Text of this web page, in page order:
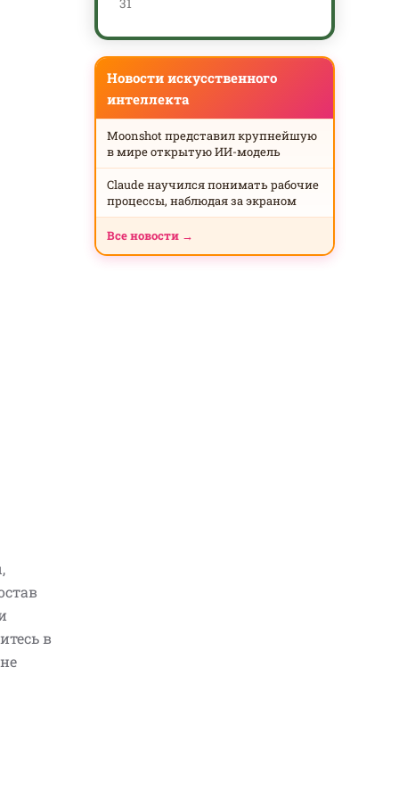
в
Новости искусственного
интеллекта
Moonshot представил крупнейшую
в мире открытую ИИ-модель
Claude научился понимать рабочие
процессы, наблюдая за экраном
Все новости →